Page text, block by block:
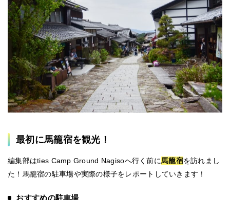
最初に馬籠宿を観光！
編集部はties Camp Ground Nagisoへ行く前に馬籠宿を訪れまし
た！馬籠宿の駐車場や実際の様子をレポートしていきます！
おすすめの駐車場